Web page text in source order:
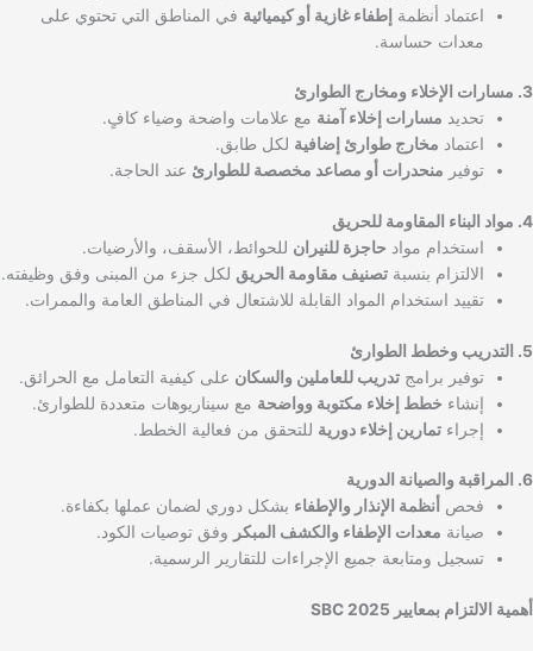
اعتماد أنظمة إطفاء غازية أو كيميائية في المناطق التي تحتوي على
معدات حساسة.
3. مسارات الإخلاء ومخارج الطوارئ
تحديد مسارات إخلاء آمنة مع علامات واضحة وضياء كافٍ.
اعتماد مخارج طوارئ إضافية لكل طابق.
توفير منحدرات أو مصاعد مخصصة للطوارئ عند الحاجة.
4. مواد البناء المقاومة للحريق
استخدام مواد حاجزة للنيران للحوائط، الأسقف، والأرضيات.
الالتزام بنسبةتصنيف مقاومة الحريق لكل جزء من المبنى وفق وظيفته.
تقييد استخدام المواد القابلة للاشتعال في المناطق العامة والممرات.
5. التدريب وخطط الطوارئ
توفير برامجتدريب للعاملين والسكان على كيفية التعامل مع الحرائق.
إنشاء خطط إخلاء مكتوبة وواضحة مع سيناريوهات متعددة للطوارئ.
إجراءتمارين إخلاء دورية للتحقق من فعالية الخطط.
6. المراقبة والصيانة الدورية
فحص أنظمة الإنذار والإطفاء بشكل دوري لضمان عملها بكفاءة.
صيانة معدات الإطفاء والكشف المبكر وفق توصيات الكود.
تسجيل ومتابعة جميع الإجراءات للتقارير الرسمية.
أهمية الالتزام بمعايير SBC 2025